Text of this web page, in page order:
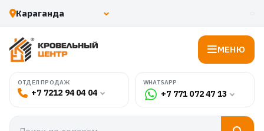
МЕНЮ
ОТДЕЛ ПРОДАЖ
+7 7212 94 04 04
WHATSAPP
+7 771 072 47 13